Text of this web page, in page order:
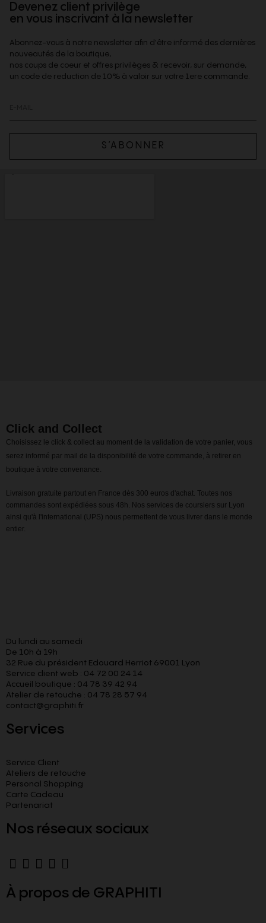
Devenez client privilège
en vous inscrivant à la newsletter
Abonnez-vous à notre newsletter afin d'être informé des dernières
nouveautés de la boutique,
nos coups de coeur et offres privilèges & recevoir, sur demande,
un code de reduction de 10% à valoir sur votre 1ere commande.
S’ABONNER
Click and Collect
Choisissez le click & collect au moment de la validation de votre panier, vous
serez informé par mail de la disponibilité de votre commande, à retirer en
boutique à votre convenance.
Livraison gratuite partout en France dès 300 euros d'achat. Toutes nos
commandes sont expédiées sous 48h. Nos services de coursiers sur Lyon
ainsi qu'à l'international (UPS) nous permettent de vous livrer dans le monde
entier.
Du lundi au samedi
De 10h à 19h
32 Rue du président Edouard Herriot 69001 Lyon
Service client web : 04 72 00 24 14
Accueil boutique : 04 78 39 42 94
Atelier de retouche : 04 78 28 57 94
contact@graphiti.fr
Services
Service Client
Ateliers de retouche
Personal Shopping
Carte Cadeau
Partenariat
Nos réseaux sociaux
À propos de GRAPHITI